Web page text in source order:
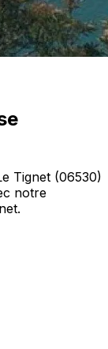
Tignet (06530)
notre